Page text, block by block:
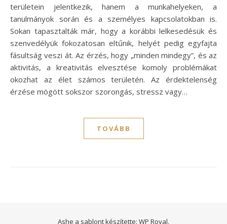
területein jelentkezik, hanem a munkahelyeken, a
tanulmányok során és a személyes kapcsolatokban is.
Sokan tapasztalták már, hogy a korábbi lelkesedésük és
szenvedélyük fokozatosan eltűnik, helyét pedig egyfajta
fásultság veszi át. Az érzés, hogy „minden mindegy”, és az
aktivitás, a kreativitás elvesztése komoly problémákat
okozhat az élet számos területén. Az érdektelenség
érzése mögött sokszor szorongás, stressz vagy…
TOVÁBB
Ashe a sablont készítette: WP Royal.